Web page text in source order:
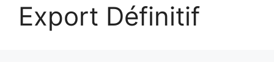
Export Définitif